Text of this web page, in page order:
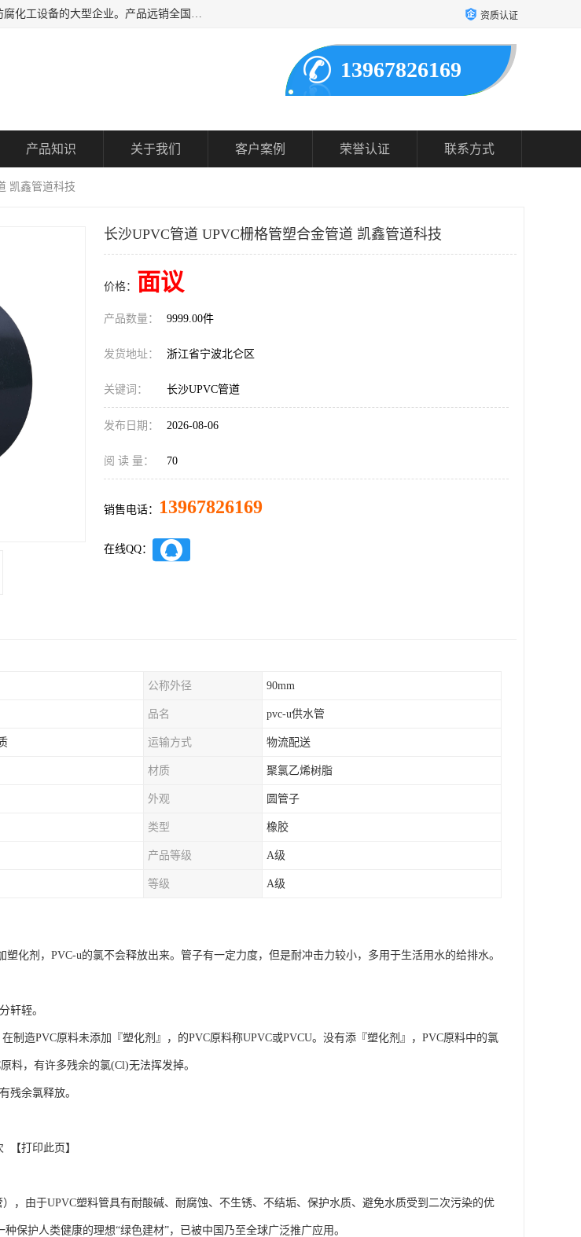
凯鑫管道科技有限公司是一家专业生产PPH、CPVC各类塑料阀门、塑料管道等非金属防腐化工设备的大型企业。产品远销全国三十一个省、市、自治区,广泛应用于化工、石油、氯碱、染料、制药、农药等行业，深受广大用户欢迎，是目前国内生产化工泵、阀门规模较大的生产基地之一。 资质认证
13967826169
产品知识 关于我们 客户案例 荣誉认证 联系方式
凯鑫管道科技
长沙UPVC管道 UPVC栅格管塑合金管道 凯鑫管道科技
价格： 面议
产品数量： 9999.00件
发货地址： 浙江省宁波北仑区
关键词： 长沙UPVC管道
发布日期： 2026-08-06
阅 读 量： 70
销售电话： 13967826169
在线QQ：
公称外径 90mm
品名 pvc-u供水管
运输方式 物流配送
材质 聚氯乙烯树脂
外观 圆管子
类型 橡胶
产品等级 A级
等级 A级
化剂，PVC-u的氯不会释放出来。管子有一定力度，但是耐冲击力较小，多用于生活用水的给排水。
轩轾。
制造PVC原料未添加『塑化剂』，的PVC原料称UPVC或PVCU。没有添『塑化剂』，PVC原料中的氯
料，有许多残余的氯(Cl)无法挥发掉。
残余氯释放。
打印此页】
，由于UPVC塑料管具有耐酸碱、耐腐蚀、不生锈、不结垢、保护水质、避免水质受到二次污染的优
保护人类健康的理想“绿色建材”，已被中国乃至全球广泛推广应用。